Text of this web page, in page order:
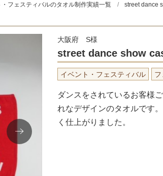
・フェスティバルのタオル制作実績一覧 street dance
大阪府 S様
street dance show
イベント・フェスティバル
ダンスをされているお客様
れなデザインのタオルです
く仕上がりました。